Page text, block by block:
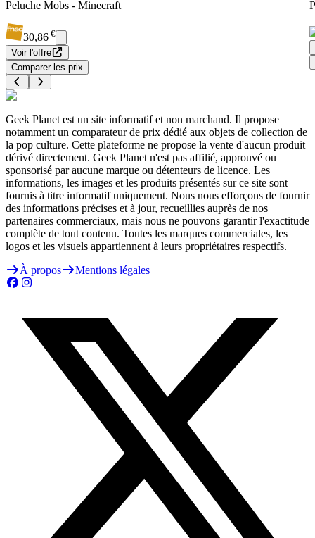
Peluche Mobs - Minecraft
30,86 €
Voir l'offre
Comparer les prix
Geek Planet est un site informatif et non marchand. Il propose
notamment un comparateur de prix dédié aux objets de collection de
la pop culture. Cette plateforme ne propose la vente d'aucun produit
dérivé directement. Geek Planet n'est pas affilié, approuvé ou
sponsorisé par aucune marque ou détenteurs de licence. Les
informations, les images et les produits présentés sur ce site sont
fournis à titre informatif uniquement. Nous nous efforçons de fournir
des informations précises et à jour, recueillies auprès de nos
partenaires commerciaux, mais nous ne pouvons garantir l'exactitude
complète de tout contenu. Toutes les marques commerciales, les
logos et les visuels appartiennent à leurs propriétaires respectifs.
À propos
Mentions légales